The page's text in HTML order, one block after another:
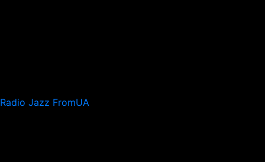
Radio Jazz FromUA